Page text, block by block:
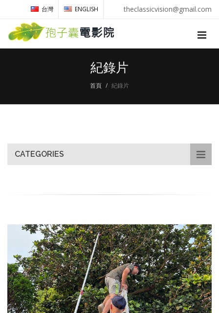
theclassicvision@gmail.com
台灣 ENGLISH
紀錄片
首頁 紀錄片
CATEGORIES